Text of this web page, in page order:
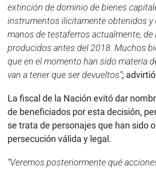
extinción de dominio de bienes
instrumentos ilícitamente obtenidos y
manos de testaferros actualmente, de
producidos antes del 2018. Muchos
que en el momento han sido materia
van a tener que ser devueltos”;
La fiscal de la Nación evitó dar
de beneficiados por esta decisión,
se trata de personajes que han sido
persecución válida y legal.
“Veremos posteriormente qué